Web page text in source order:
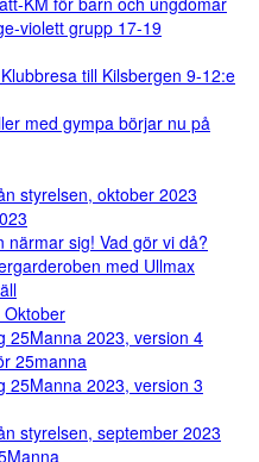
violett grupp 17-19
till Kilsbergen 9-12:e
med gympa börjar nu på
styrelsen, oktober 2023
närmar sig! Vad gör vi då?
med Ullmax
25Manna 2023, version 4
25manna
25Manna 2023, version 3
styrelsen, september 2023